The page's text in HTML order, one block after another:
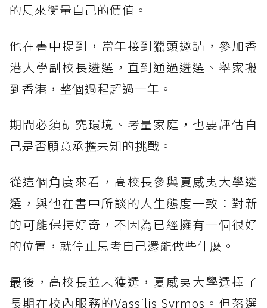
的尺來衡量自己的價值。
他在書中提到，當年接到獵頭邀請，參加香
港大學副校長遴選，直到通過遴選、舉家搬
到香港，整個過程超過一年。
期間必須研究環境、考量家庭，也要評估自
己是否願意承擔未知的挑戰。
從這個角度來看，高校長參與夏威夷大學遴
選，與他在書中所談的人生態度一致：對新
的可能保持好奇，不因為已經擁有一個很好
的位置，就停止思考自己還能做些什麼。
最後，高校長並未獲選，夏威夷大學選擇了
長期在校內服務的Vassilis Syrmos。但落選